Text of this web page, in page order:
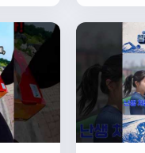
내세요~ !!
1/29/2025
~!
2/1/2025